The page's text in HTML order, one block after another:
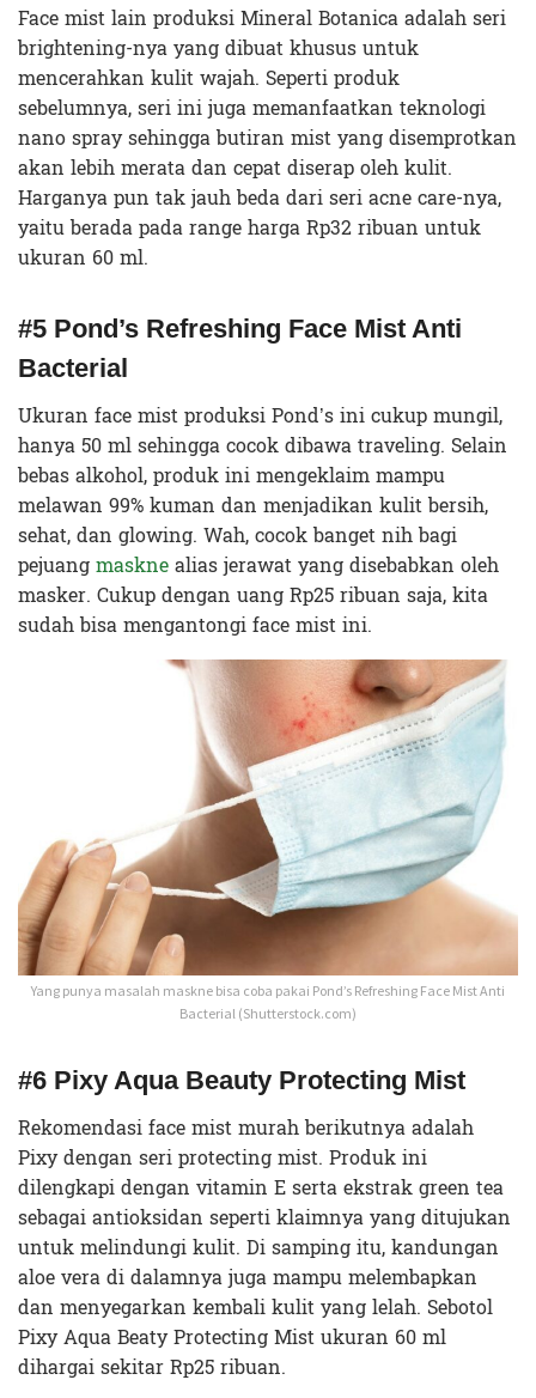
Face mist lain produksi Mineral Botanica adalah seri
brightening-nya yang dibuat khusus untuk
mencerahkan kulit wajah. Seperti produk
sebelumnya, seri ini juga memanfaatkan teknologi
nano spray sehingga butiran mist yang disemprotkan
akan lebih merata dan cepat diserap oleh kulit.
Harganya pun tak jauh beda dari seri acne care-nya,
yaitu berada pada range harga Rp32 ribuan untuk
ukuran 60 ml.
#5 Pond’s Refreshing Face Mist Anti
Bacterial
Ukuran face mist produksi Pond’s ini cukup mungil,
hanya 50 ml sehingga cocok dibawa traveling. Selain
bebas alkohol, produk ini mengeklaim mampu
melawan 99% kuman dan menjadikan kulit bersih,
sehat, dan glowing. Wah, cocok banget nih bagi
pejuangmasknealias jerawat yang disebabkan oleh
masker. Cukup dengan uang Rp25 ribuan saja, kita
sudah bisa mengantongi face mist ini.
Yang punya masalah maskne bisa coba pakai Pond’s Refreshing Face Mist Anti
Bacterial (Shutterstock.com)
#6 Pixy Aqua Beauty Protecting Mist
Rekomendasi face mist murah berikutnya adalah
Pixy dengan seri protecting mist. Produk ini
dilengkapi dengan vitamin E serta ekstrak green tea
sebagai antioksidan seperti klaimnya yang ditujukan
untuk melindungi kulit. Di samping itu, kandungan
aloe vera di dalamnya juga mampu melembapkan
dan menyegarkan kembali kulit yang lelah. Sebotol
Pixy Aqua Beaty Protecting Mist ukuran 60 ml
dihargai sekitar Rp25 ribuan.